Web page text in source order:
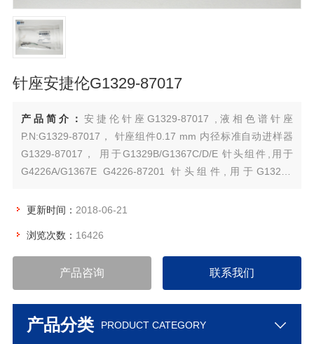
针座安捷伦G1329-87017
产品简介： 安捷伦针座G1329-87017 ,液相色谱针座
P.N:G1329-87017， 针座组件0.17 mm 内径标准自动进样器
G1329-87017， 用于G1329B/G1367C/D/E 针头组件,用于
G4226A/G1367E G4226-87201 针头组件,用于G1329B
更新时间： 2018-06-21
浏览次数： 16426
产品咨询 联系我们
产品分类 PRODUCT CATEGORY